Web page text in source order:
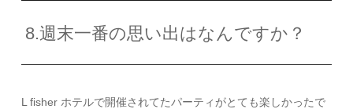
8.週末一番の思い出はなんですか？
L fisher ホテルで開催されてたパーティがとても楽しかったで